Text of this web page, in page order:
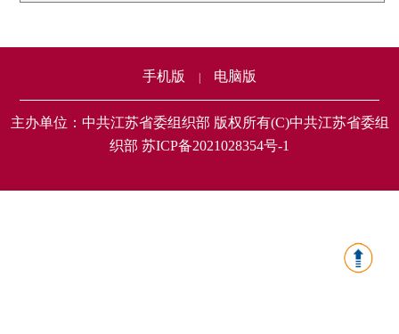
手机版 电脑版
主办单位：中共江苏省委组织部 版权所有(C)中共江苏省委组
织部 苏ICP备2021028354号-1